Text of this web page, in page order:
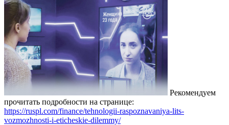
Рекомендуем
прочитать подробности на странице:
https://ruspl.com/finance/tehnologii-raspoznavaniya-lits-
vozmozhnosti-i-eticheskie-dilemmy/